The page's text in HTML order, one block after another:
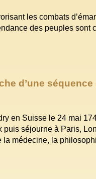
les combats
des peuples sont
d’une
en Suisse le 24 mai
puis séjourne à Paris,
la médecine, la